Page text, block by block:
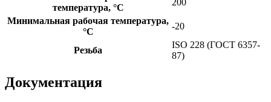
температура, °С
Минимальная рабочая температура,
°C
-20
Резьба
ISO 228 (ГОСТ 6357-
87)
Документация